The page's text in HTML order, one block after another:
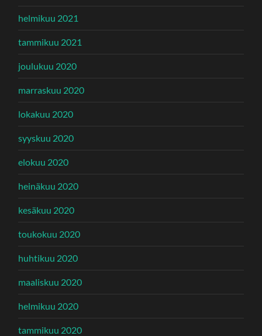
helmikuu 2021
tammikuu 2021
joulukuu 2020
marraskuu 2020
lokakuu 2020
syyskuu 2020
elokuu 2020
heinäkuu 2020
kesäkuu 2020
toukokuu 2020
huhtikuu 2020
maaliskuu 2020
helmikuu 2020
tammikuu 2020